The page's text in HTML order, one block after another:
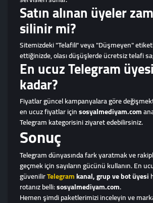
Satın alınan üyeler
silinir mi?
Sitemizdeki "Telafili" veya "Düşmeyen"
ettiğinizde, olası düşüşlerde ücretsiz telafi
En ucuz Telegram
kadar?
Fiyatlar güncel kampanyalara göre
en ucuz fiyatlar içinsosyalmediyam.com
Telegram kategorisini ziyaret edebilirsiniz.
Sonuç
Telegram dünyasında fark yaratmak ve
geçmek için sayıların gücünü kullanın. En
güvenilirTelegramkanal, grup ve bot üyesi
rotanız belli:sosyalmediyam.com.
Hemen şimdi paketlerimizi inceleyin ve